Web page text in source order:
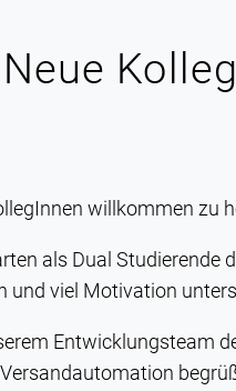
willkommen zu
als Dual Studierende
und viel Motivation
Entwicklungsteam